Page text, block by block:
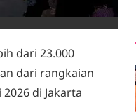
dari 23.000
dari rangkaian
di Jakarta